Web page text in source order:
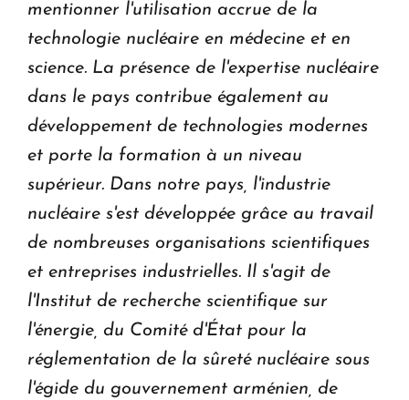
mentionner l'utilisation accrue de la
technologie nucléaire en médecine et en
science. La présence de l'expertise nucléaire
dans le pays contribue également au
développement de technologies modernes
et porte la formation à un niveau
supérieur. Dans notre pays, l'industrie
nucléaire s'est développée grâce au travail
de nombreuses organisations scientifiques
et entreprises industrielles. Il s'agit de
l'Institut de recherche scientifique sur
l'énergie, du Comité d'État pour la
réglementation de la sûreté nucléaire sous
l'égide du gouvernement arménien, de